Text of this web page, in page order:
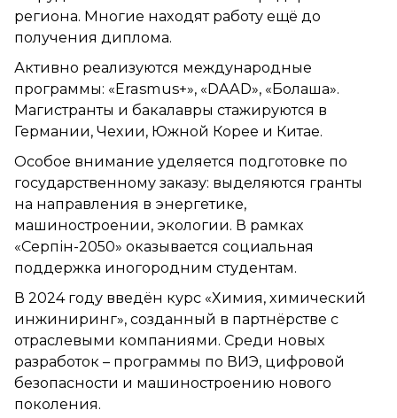
региона. Многие находят работу ещё до
получения диплома.
Активно реализуются международные
программы: «Еrasmus+», «DAAD», «Болашақ».
Магистранты и бакалавры стажируются в
Германии, Чехии, Южной Корее и Китае.
Особое внимание уделяется подготовке по
государственному заказу: выделяются гранты
на направления в энергетике,
машиностроении, экологии. В рамках
«Серпін-2050» оказывается социальная
поддержка иногородним студентам.
В 2024 году введён курс «Химия, химический
инжиниринг», созданный в партнёрстве с
отраслевыми компаниями. Среди новых
разработок – программы по ВИЭ, цифровой
безопасности и машиностроению нового
поколения.